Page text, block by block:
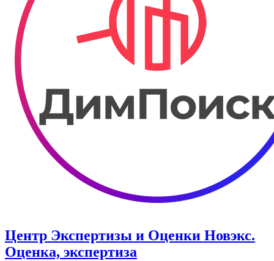
Центр Экспертизы и Оценки Новэкс.
Оценка, экспертиза